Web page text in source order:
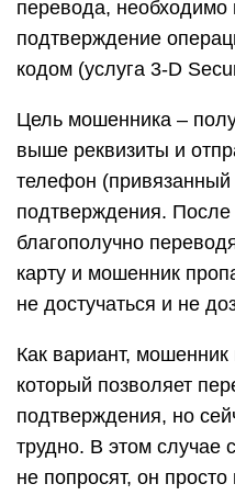
перевода,
подтверждение
кодом (услуга 3-D
Цель мошенника –
выше реквизиты и
телефон (привязанный
подтверждения. После
благополучно
карту и мошенник
не достучаться и не
Как вариант,
который позволяет
подтверждения, но
трудно. В этом случае
не попросят, он просто